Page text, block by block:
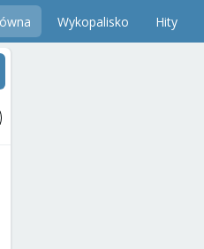
Wykopalisko Hity